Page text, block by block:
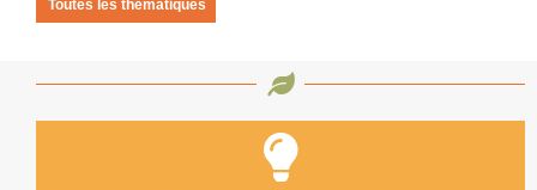
Toutes les thématiques